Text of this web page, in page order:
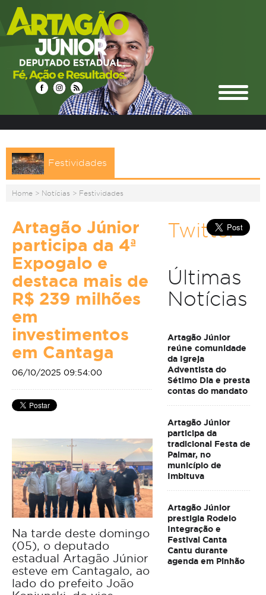
Festividades
Home > Notícias > Festividades
Artagão Júnior
participa da 4ª
Expogalo e
destaca mais de
R$ 239 milhões
em
investimentos
em Cantaga
06/10/2025 09:54:00
Na tarde deste domingo
(05), o deputado
estadual Artagão Júnior
esteve em Cantagalo, ao
lado do prefeito João
Twitter
Últimas
Notícias
Artagão Júnior
reúne comunidade
da Igreja
Adventista do
Sétimo Dia e presta
contas do mandato
Artagão Júnior
participa da
tradicional Festa de
Palmar, no
município de
Imbituva
Artagão Júnior
prestigia Rodeio
Integração e
Festival Canta
Cantu durante
agenda em Pinhão